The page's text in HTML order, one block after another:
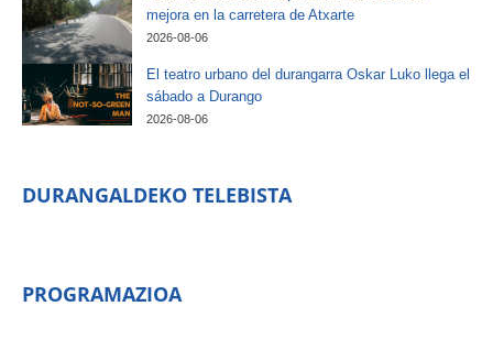
mejora en la carretera de Atxarte
2026-08-06
El teatro urbano del durangarra Oskar Luko llega el
sábado a Durango
2026-08-06
DURANGALDEKO TELEBISTA
PROGRAMAZIOA